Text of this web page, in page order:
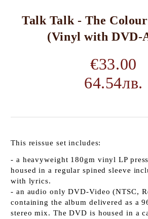
Talk Talk - The
(Vinyl with DVD-
€33.00
64.54лв.
This reissue set includes:
- a heavyweight 180gm vinyl LP
housed in a regular spined sleeve
with lyrics.
- an audio only DVD-Video (NTSC,
containing the album delivered as a
stereo mix. The DVD is housed in a